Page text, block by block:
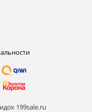
199sale.ru